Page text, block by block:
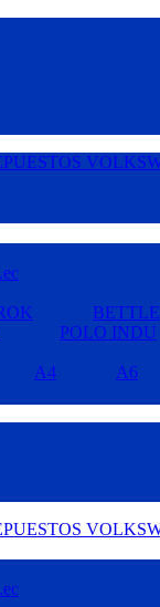
BETTLE
POLO INDU
A4 A6